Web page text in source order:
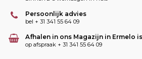
Persoonlijk advies
bel + 31 341 55 64 09
Afhalen in ons Magazijn in Ermelo
op afspraak + 31 341 55 64 09